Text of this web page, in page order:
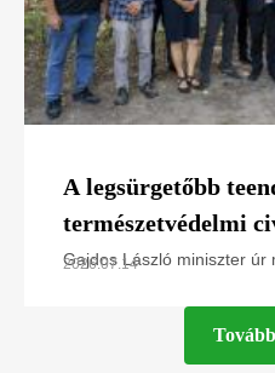
A legsürgetőbb
természetvédelmi
javaslatai Gajdos
Gajdos László miniszter úr
és a Greenpeace
2026.07.14